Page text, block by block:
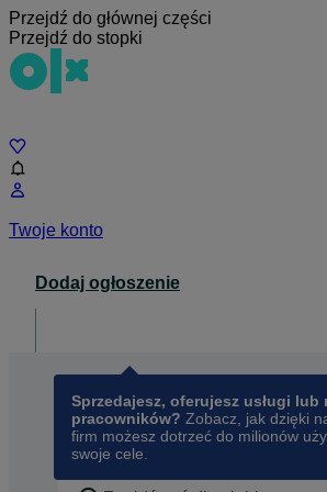
Przejdź do głównej części
Przejdź do stopki
Twoje konto
Dodaj ogłoszenie
Sprzedajesz, oferujesz usługi lub
pracowników? Zobacz, jak dzięki
firm możesz dotrzeć do milionów
swoje cele.